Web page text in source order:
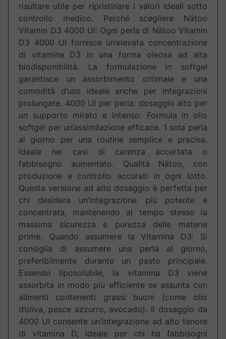
risultare utile per ripristinare i valori ideali sotto
controllo medico. Perché scegliere Nätoo
Vitamin D3 4000 UI: Ogni perla di Nätoo Vitamin
D3 4000 UI fornisce un’elevata concentrazione
di vitamina D3 in una forma oleosa ad alta
biodisponibilità. La formulazione in softgel
garantisce un assorbimento ottimale e una
comodità d’uso ideale anche per integrazioni
prolungate. 4000 UI per perla: dosaggio alto per
un supporto mirato e intenso. Formula in olio
softgel per un’assimilazione efficace. 1 sola perla
al giorno per una routine semplice e precisa.
Ideale nei casi di carenza accertata o
fabbisogno aumentato. Qualità Nätoo, con
produzione e controllo accurati in ogni lotto.
Questa versione ad alto dosaggio è perfetta per
chi desidera un’integrazione più potente e
concentrata, mantenendo al tempo stesso la
massima sicurezza e purezza delle materie
prime. Quando assumere la Vitamina D3: Si
consiglia di assumere una perla al giorno,
preferibilmente durante un pasto principale.
Essendo liposolubile, la vitamina D3 viene
assorbita in modo più efficiente se assunta con
alimenti contenenti grassi buoni (come olio
d’oliva, pesce azzurro, avocado). Il dosaggio da
4000 UI consente un’integrazione ad alto tenore
di vitamina D, ideale per chi ha fabbisogni